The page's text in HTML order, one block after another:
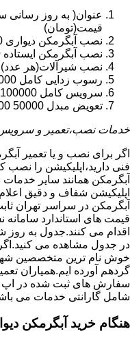
قیمت(تومان)
نصب آبگرمکن دیواری 80000 120000
نصب آبگرمکن ایستاده 80000 140000
نصب شیرآلات(هر عدد) 30000 35000
رسوب زدایی کامل 80000 120000
سرویس کامل 100000 140000
تعویض مبدل 50000 60000
خدمات نصب،تعمیر و
اگر برای نصب و یا تعمیر
فنی دارید،اپلیکیشن را
آبگرمکن همانند سایر
اپلیکیشن شفاف و دقیق
آبگرمکن در سراسر تهران
قیمت های استاندارد
اقدام می کنند.جدول به
در جدول مشاهده می
خوش نام ترین متخصصین
گردهم آورده ایم.همیاران
سفارش های ثبت شده در اپ
شامل گارانتی خدمات می
هنگام خرید آبگرمکن